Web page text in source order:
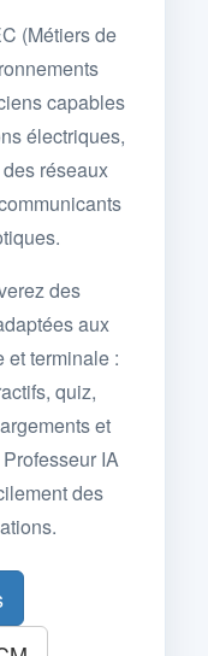
(Métiers de
capables
électriques,
réseaux
des
aux
et terminale :
quiz,
et
IA
des